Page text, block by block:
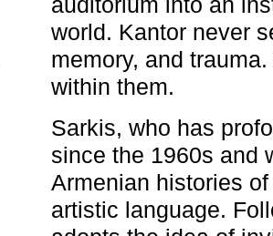
world. Kantor never
memory, and
within them.
Sarkis, who has
since the 1960s and
Armenian histories
artistic language.